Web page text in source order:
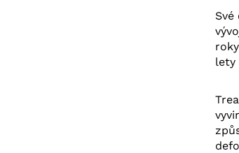
lety